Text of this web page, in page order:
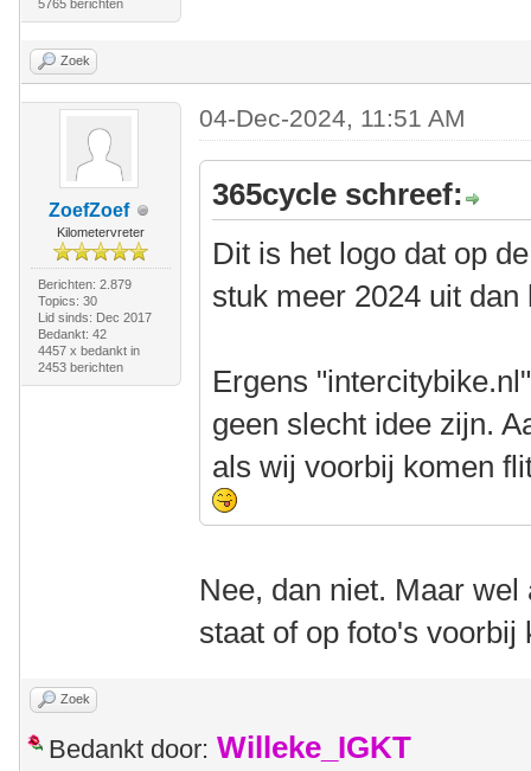
5765 berichten
Zoek
ZoefZoef
Kilometervreter
Berichten: 2.879
Topics: 30
Lid sinds: Dec 2017
Bedankt: 42
4457 x bedankt in
2453 berichten
04-Dec-2024, 11:51 AM
365cycle schreef:
Dit is het logo dat op
stuk meer 2024 uit
Ergens
geen slecht idee zijn.
als wij voorbij komen
Nee, dan niet. Maar
staat of op foto's voorbij
Zoek
Bedankt door: Willeke_IGKT